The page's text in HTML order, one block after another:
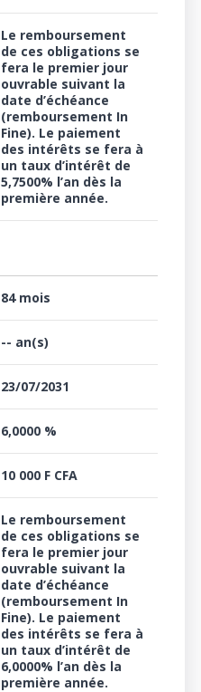
Le remboursement
de ces obligations se
fera le premier jour
ouvrable suivant la
date d’échéance
(remboursement In
Fine). Le paiement
des intérêts se fera à
un taux d’intérêt de
5,7500% l’an dès la
première année.
84 mois
-- an(s)
23/07/2031
6,0000 %
10 000 F CFA
Le remboursement
de ces obligations se
fera le premier jour
ouvrable suivant la
date d’échéance
(remboursement In
Fine). Le paiement
des intérêts se fera à
un taux d’intérêt de
6,0000% l’an dès la
première année.